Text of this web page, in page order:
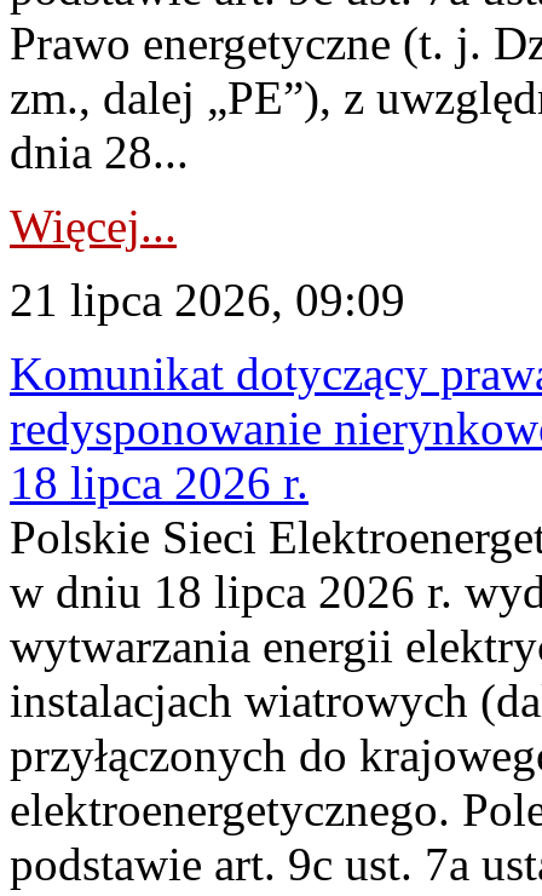
Prawo energetyczne (t. j.
zm., dalej „PE”), z
dnia 28...
Więcej...
21 lipca 2026, 09:09
Komunikat dotyczący
redysponowanie
18 lipca 2026 r.
Polskie Sieci
w dniu 18 lipca 2026 r.
wytwarzania energii
instalacjach wiatrowych
przyłączonych do
elektroenergetycznego.
podstawie art. 9c ust. 7a